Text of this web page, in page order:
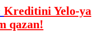
Kreditini Yelo-ya
qazan!